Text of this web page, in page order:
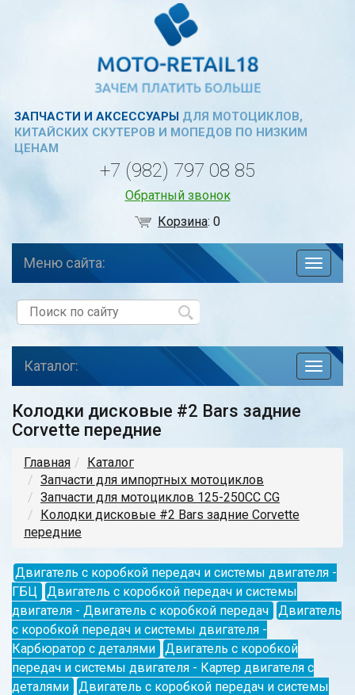
ЗАПЧАСТИ И АКСЕССУАРЫДЛЯ МОТОЦИКЛОВ,
КИТАЙСКИХ СКУТЕРОВ И МОПЕДОВ ПО НИЗКИМ
ЦЕНАМ
+7 (982) 797 08 85
Обратный звонок
Корзина:0
по
Меню сайта:
toggle
Каталог:
Колодки дисковые #2 Bars задние
Corvette передние
Главная
Каталог
Запчасти для импортных мотоциклов
Запчасти для мотоциклов 125-250СС CG
Колодки дисковые #2 Bars задние Corvette
передние
Двигатель с коробкой передач и системы двигателя -
ГБЦ
Двигатель с коробкой передач и системы
двигателя - Двигатель с коробкой передач
Двигатель
с коробкой передач и системы двигателя -
Карбюратор с деталями
Двигатель с коробкой
передач и системы двигателя - Картер двигателя с
деталями
Двигатель с коробкой передач и системы